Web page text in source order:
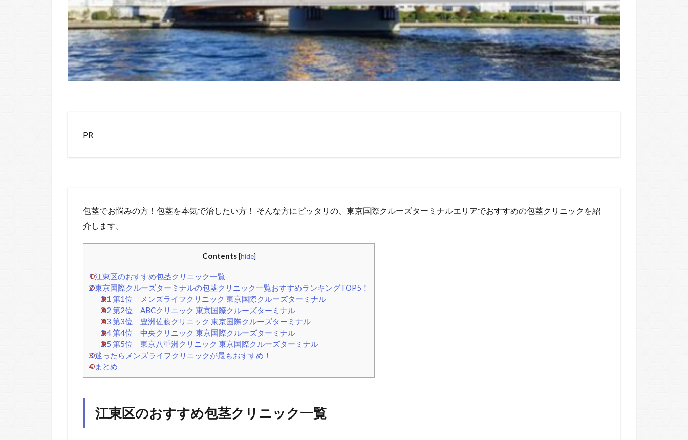
PR
包茎でお悩みの方！包茎を本気で治したい方！ そんな方にピッタリの、東京国際クルーズターミナルエリアでおすすめの包茎クリニックを紹
介します。
Contents [hide]
1江東区のおすすめ包茎クリニック一覧
2東京国際クルーズターミナルの包茎クリニック一覧おすすめランキングTOP5！
2.1 第1位 メンズライフクリニック 東京国際クルーズターミナル
2.2 第2位 ABCクリニック 東京国際クルーズターミナル
2.3 第3位 豊洲佐藤クリニック 東京国際クルーズターミナル
2.4第4位 中央クリニック 東京国際クルーズターミナル
2.5 第5位 東京八重洲クリニック 東京国際クルーズターミナル
3迷ったらメンズライフクリニックが最もおすすめ！
4まとめ
江東区のおすすめ包茎クリニック一覧